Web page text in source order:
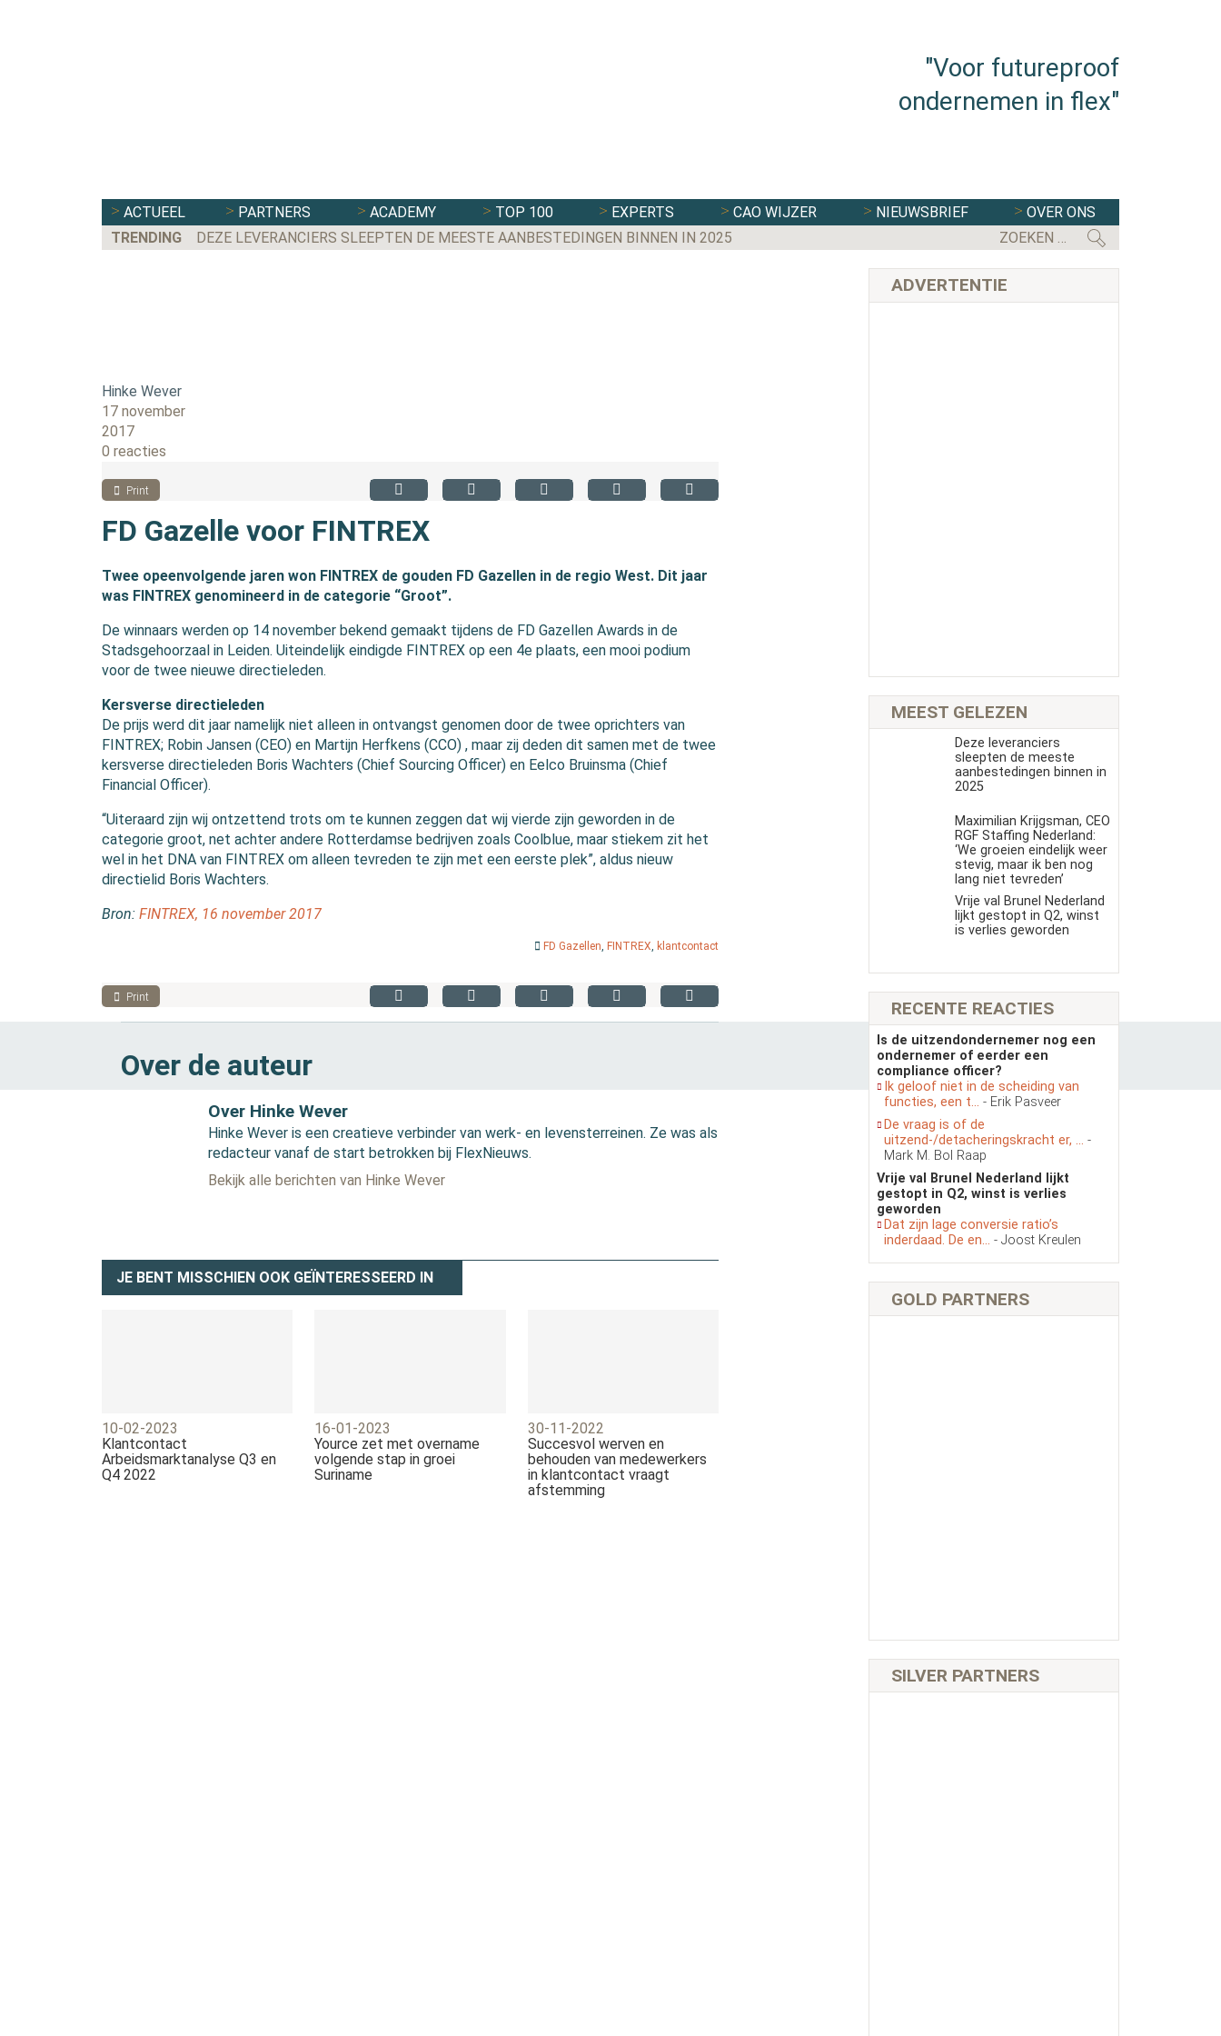
"Voor futureproof
ondernemen in flex"
ACTUEEL PARTNERS ACADEMY TOP 100 EXPERTS CAO WIJZER NIEUWSBRIEF
OVER ONS
TRENDING
DEZE LEVERANCIERS SLEEPTEN DE MEESTE AANBESTEDINGEN BINNEN IN 2025 FLEXBRANCHE WACHT
Hinke Wever
17 november
2017
0 reacties
Print
FD Gazelle voor FINTREX
Twee opeenvolgende jaren won FINTREX de gouden FD Gazellen in de regio West. Dit jaar
was FINTREX genomineerd in de categorie “Groot”.
De winnaars werden op 14 november bekend gemaakt tijdens de FD Gazellen Awards in de
Stadsgehoorzaal in Leiden. Uiteindelijk eindigde FINTREX op een 4e plaats, een mooi podium
voor de twee nieuwe directieleden.
Kersverse directieleden
De prijs werd dit jaar namelijk niet alleen in ontvangst genomen door de twee oprichters van
FINTREX; Robin Jansen (CEO) en Martijn Herfkens (CCO) , maar zij deden dit samen met de twee
kersverse directieleden Boris Wachters (Chief Sourcing Officer) en Eelco Bruinsma (Chief
Financial Officer).
“Uiteraard zijn wij ontzettend trots om te kunnen zeggen dat wij vierde zijn geworden in de
categorie groot, net achter andere Rotterdamse bedrijven zoals Coolblue, maar stiekem zit het
wel in het DNA van FINTREX om alleen tevreden te zijn met een eerste plek”, aldus nieuw
directielid Boris Wachters.
Bron: FINTREX, 16 november 2017
FD Gazellen, FINTREX, klantcontact
Print
Over de auteur
Over Hinke Wever
Hinke Wever is een creatieve verbinder van werk- en levensterreinen. Ze was als
redacteur vanaf de start betrokken bij FlexNieuws.
Bekijk alle berichten van Hinke Wever
JE BENT MISSCHIEN OOK GEÏNTERESSEERD IN
10-02-2023
Klantcontact
Arbeidsmarktanalyse Q3 en
Q4 2022
16-01-2023
Yource zet met overname
volgende stap in groei
Suriname
30-11-2022
Succesvol werven en
behouden van medewerkers
in klantcontact vraagt
afstemming
ADVERTENTIE
MEEST GELEZEN
Deze leveranciers
sleepten de meeste
aanbestedingen binnen in
2025
Maximilian Krijgsman, CEO
RGF Staffing Nederland:
‘We groeien eindelijk weer
stevig, maar ik ben nog
lang niet tevreden’
Vrije val Brunel Nederland
lijkt gestopt in Q2, winst
is verlies geworden
RECENTE REACTIES
Is de uitzendondernemer nog een
ondernemer of eerder een
compliance officer?
Ik geloof niet in de scheiding van
functies, een t... - Erik Pasveer
De vraag is of de
uitzend-/detacheringskracht er, ... -
Mark M. Bol Raap
Vrije val Brunel Nederland lijkt
gestopt in Q2, winst is verlies
geworden
Dat zijn lage conversie ratio’s
inderdaad. De en... - Joost Kreulen
GOLD PARTNERS
SILVER PARTNERS